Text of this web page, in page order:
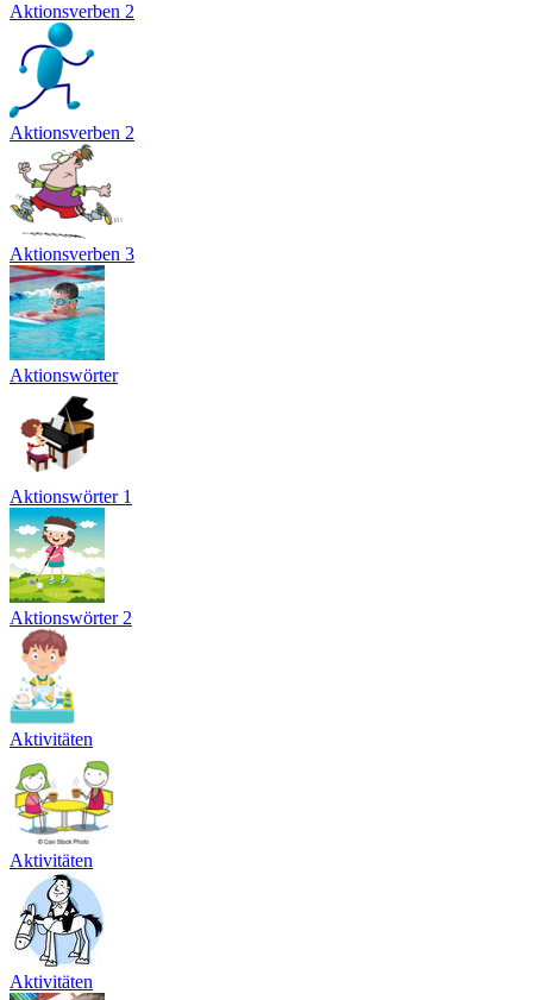
Aktionsverben 2
Aktionsverben 2
Aktionsverben 3
Aktionswörter
Aktionswörter 1
Aktionswörter 2
Aktivitäten
Aktivitäten
Aktivitäten